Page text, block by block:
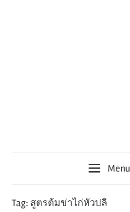
Menu
Tag: สูตรต้มข่าไก่หัวปลี